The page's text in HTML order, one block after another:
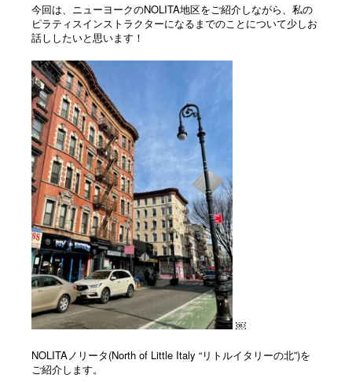
今回は、ニューヨークのNOLITA地区をご紹介しながら、私の
ピラティスインストラクターになるまでのことについて少しお
話ししたいと思います！
￼
NOLITAノリータ(North of Little Italy “リトルイタリーの北”)を
ご紹介します。